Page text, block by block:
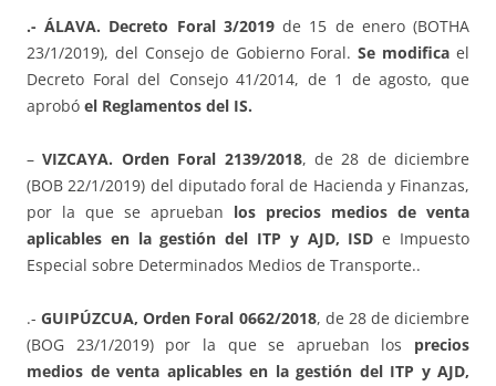
.- ÁLAVA. Decreto Foral 3/2019de 15 de enero (BOTHA
23/1/2019), del Consejo de Gobierno Foral.Se modifica el
Decreto Foral del Consejo 41/2014, de 1 de agosto, que
aprobó el Reglamentos del IS.
–VIZCAYA. Orden Foral 2139/2018, de 28 de diciembre
(BOB 22/1/2019) del diputado foral de Hacienda y Finanzas,
por la que se aprueban los precios medios de venta
aplicables en la gestión del ITP y AJD, ISD e Impuesto
Especial sobre Determinados Medios de Transporte..
.-GUIPÚZCUA, Orden Foral 0662/2018, de 28 de diciembre
(BOG 23/1/2019) por la que se aprueban los precios
medios de venta aplicables en la gestión del ITP y AJD,